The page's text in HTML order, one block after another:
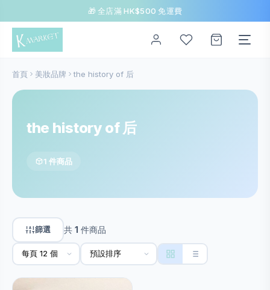
🎁 全店滿 HK$500 免運費
首頁 美妝品牌 the history of 后
the history of 后
1 件商品
篩選 共 1 件商品